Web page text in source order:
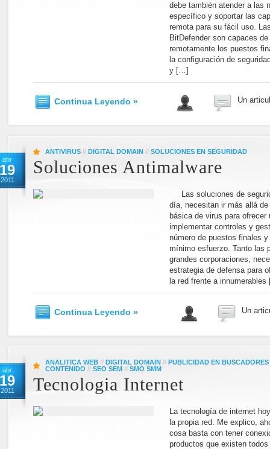
debe también atender a las
específico y soportar las
remota para su fácil uso.
BitDefender son capaces
remotamente los puestos
la configuración de
y […]
Continua Leyendo » Un
abr
19
2011
ANTIVIRUS // DIGITAL DOMAIN // SOLUCIONES EN SEGURIDAD
Soluciones Antimalware
Las soluciones de
día, necesitan ir más allá
básica de virus para
implementar controles y
número de puestos finales
mínimo esfuerzo. Tanto las
grandes corporaciones,
estrategia de defensa para
la red frente a
Continua Leyendo » Un
abr
19
2011
ANALITICA WEB // DIGITAL DOMAIN // PUBLICIDAD EN BUSCADORES
CONTENIDO // SEO SEM // SMO SMM
Tecnologia Internet
La tecnología de internet
la propia red. Me explico,
cosa basta con tener
productos que existen